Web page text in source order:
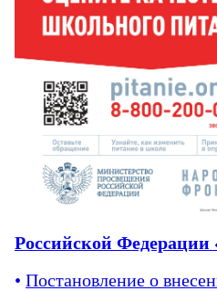
Российской Федерации
• Постановление о